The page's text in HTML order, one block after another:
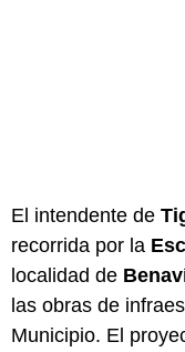
El intendente de
recorrida por la
localidad de
las obras de
Municipio. El